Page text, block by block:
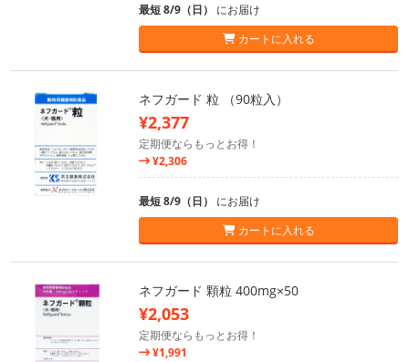
最短 8/9（日） にお届け
カートに入れる
ネフガード 粒 （90粒入）
¥2,377
定期便ならもっとお得！
¥2,306
最短 8/9（日） にお届け
カートに入れる
ネフガード 顆粒 400mg×50
¥2,053
定期便ならもっとお得！
¥1,991